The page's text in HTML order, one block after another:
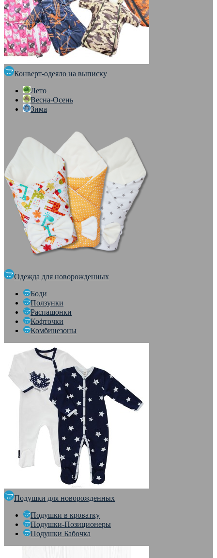
Конверт-одеяло на выписку
Лето
Весна-Осень
Зима
Одежда для новорожденных
Боди
Ползунки
Распашонки
Кофточки
Комбинезоны
Подушки для новорожденных
Подушки в кроватку
Подушки-Позиционеры
Подушки Бабочка